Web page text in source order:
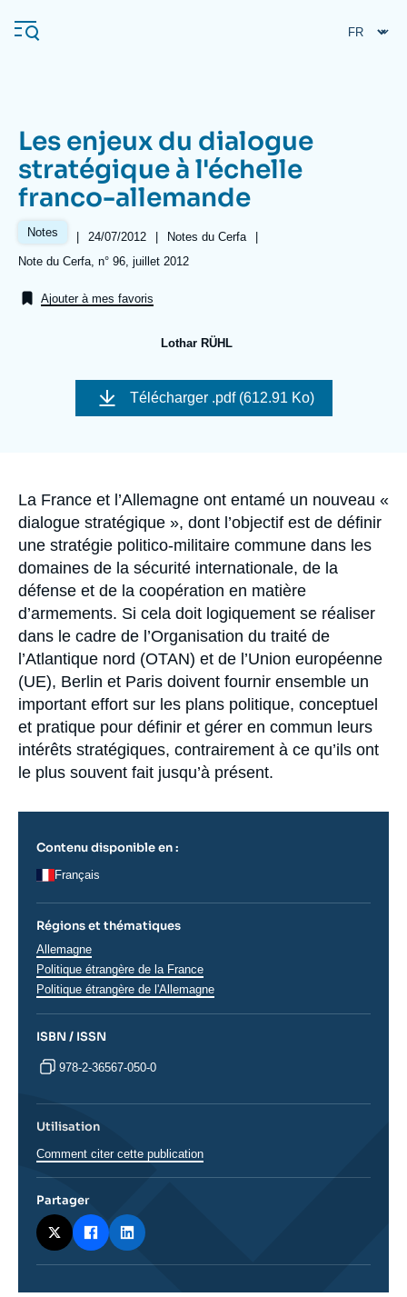
au
contenu
Navigation
principale
L'Ifri
Analyses
Se connecter
Les enjeux du dialogue
stratégique à l'échelle
franco-allemande
Notes |
Date
publication
24/07/2012 |
Référence
taxonomie
Notes du Cerfa
|
Références
Note du Cerfa, n° 96, juillet 2012
Ajouter à mes favoris
Lothar RÜHL
Image
couverture
Télécharger .pdf (612.91 Ko)
Accroche
La France et l’Allemagne ont entamé un nouveau «
dialogue stratégique », dont l’objectif est de définir
une stratégie politico-militaire commune dans les
domaines de la sécurité internationale, de la
défense et de la coopération en matière
d’armements. Si cela doit logiquement se réaliser
dans le cadre de l’Organisation du traité de
l’Atlantique nord (OTAN) et de l’Union européenne
(UE), Berlin et Paris doivent fournir ensemble un
important effort sur les plans politique, conceptuel
et pratique pour définir et gérer en commun leurs
intérêts stratégiques, contrairement à ce qu’ils ont
le plus souvent fait jusqu’à présent.
Contenu disponible en :
Français
Régions et thématiques
Régions
Allemagne
Politique étrangère de la France
Politique étrangère de l'Allemagne
ISBN / ISSN
978-2-36567-050-0
Utilisation
Comment citer cette publication
Partager